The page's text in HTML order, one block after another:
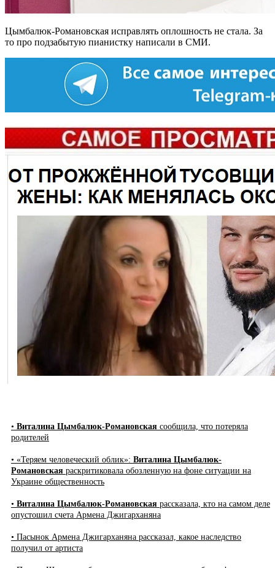
Цымбалюк-Романовская исправлять оплошность не стала. За
то про подзабытую пианистку написали в СМИ.
• Виталина Цымбалюк-Романовская сообщила, что потеряла
родителей
• «Теряем человеческий облик»: Виталина Цымбалюк-
Романовская раскритиковала обозленную на фоне ситуации на
Украине общественность
• Виталина Цымбалюк-Романовская рассказала, кто на самом деле
опустошил счета Армена Джигарханяна
• Пасынок Армена Джигарханяна рассказал, какое наследство
получил от артиста